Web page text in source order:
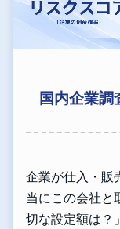
国内企業調
企業が仕入・販
当にこの会社と
切な設定額は？